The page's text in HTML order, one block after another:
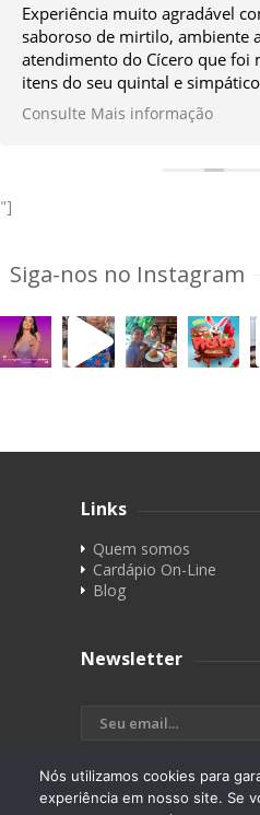
Experiência muito agradável
saboroso de mirtilo, ambiente
atendimento do Cícero que foi
itens do seu quintal e
Vale muito a ida!
*Façam a reserva antes.
Consulte Mais informação
"]
Siga-nos no Instagram
Links
Quem somos
Cardápio On-Line
Blog
Newsletter
Nós utilizamos cookies para
experiência em nosso site. Se